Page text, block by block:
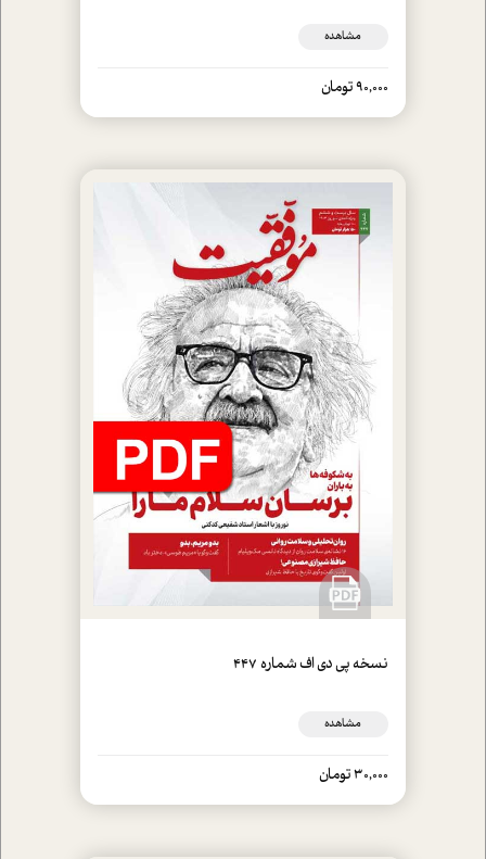
مشاهده
90,000 تومان
نسخه پي دي اف شماره 447
مشاهده
30,000 تومان